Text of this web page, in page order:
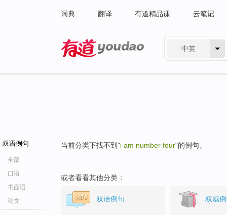
词典 翻译 有道精品课 云笔记
中英
双语例句
全部
口语
书面语
论文
当前分类下找不到"i am number four"的例句。
或者看看其他分类：
双语例句 权威